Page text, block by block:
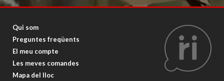
Qui som
Preguntes freqüents
El meu compte
Les meves comandes
Mapa del lloc